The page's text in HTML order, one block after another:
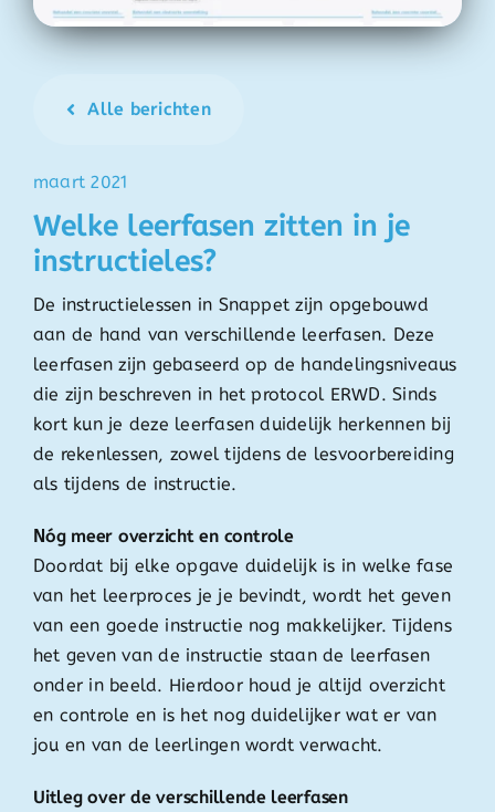
Alle berichten
maart 2021
Welke leerfasen zitten in je
instructieles?
De instructielessen in Snappet zijn opgebouwd
aan de hand van verschillende leerfasen. Deze
leerfasen zijn gebaseerd op de handelingsniveaus
die zijn beschreven in het protocol ERWD. Sinds
kort kun je deze leerfasen duidelijk herkennen bij
de rekenlessen, zowel tijdens de lesvoorbereiding
als tijdens de instructie.
Nóg meer overzicht en controle
Doordat bij elke opgave duidelijk is in welke fase
van het leerproces je je bevindt, wordt het geven
van een goede instructie nog makkelijker. Tijdens
het geven van de instructie staan de leerfasen
onder in beeld. Hierdoor houd je altijd overzicht
en controle en is het nog duidelijker wat er van
jou en van de leerlingen wordt verwacht.
Uitleg over de verschillende leerfasen